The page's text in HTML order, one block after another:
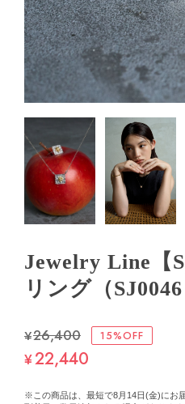
Jewelry Line【
リング（SJ0046
¥26,400 15%OFF
¥22,440
※この商品は、最短で8月14日(金)にお